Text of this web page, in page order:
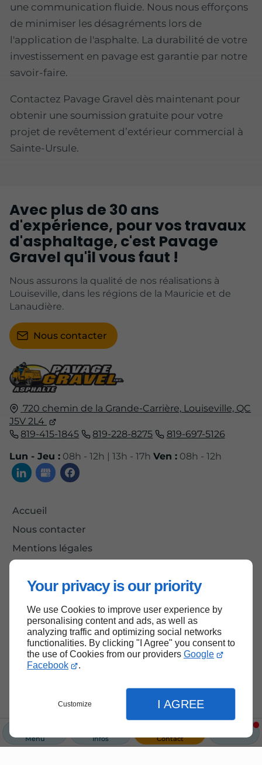
Your privacy is our priority
We use Cookies to improve user experience by
personalising content and ads, as well as
analyzing traffic and optimizing social networks
functionalities. By clicking "I Agree" you consent to
the use of Cookies from our providers Google
Facebook
.
Customize I AGREE
Menu Infos Contact
une communication fluide. Nous nous efforçons
de minimiser les désagréments lors de
l'application de l'asphalte. La durabilité de votre
investissement en pavage est garantie par notre
savoir-faire.
Contactez Pavage Gravel dès maintenant pour
obtenir une soumission gratuite pour votre
projet de revêtement d’extérieur commercial à
Sainte-Ursule.
720 chemin de la Grande-Carrière, Louiseville, QC
J5V 2L4
819-415-1845
819-228-8275
819-697-5126
Lun - Jeu : 08h - 12h | 13h - 17h Ven : 08h - 12h
Accueil
Nous contacter
Mentions légales
Avec plus de 30 ans
d'expérience, pour vos travaux
d'asphaltage, c'est Pavage
Gravel qu'il vous faut !
Nous assurons la qualité de nos réalisations à
Louiseville, dans les régions de la Mauricie et de
Lanaudière.
Nous contacter
Haut de page